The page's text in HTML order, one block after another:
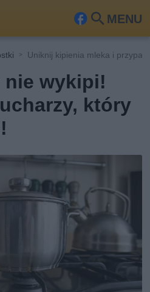
MENU
Fa
ook
Szu
kaj
Uniknij kipienia mleka i
wykipi!
który